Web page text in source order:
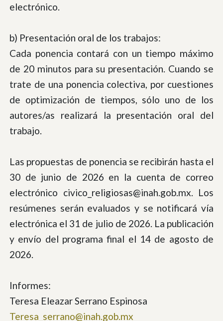
electrónico.
b) Presentación oral de los trabajos:
Cada ponencia contará con un tiempo máximo
de 20 minutos para su presentación. Cuando se
trate de una ponencia colectiva, por cuestiones
de optimización de tiempos, sólo uno de los
autores/as realizará la presentación oral del
trabajo.
Las propuestas de ponencia se recibirán hasta el
30 de junio de 2026 en la cuenta de correo
electrónico civico_religiosas@inah.gob.mx. Los
resúmenes serán evaluados y se notificará vía
electrónica el 31 de julio de 2026. La publicación
y envío del programa final el 14 de agosto de
2026.
Informes:
Teresa Eleazar Serrano Espinosa
Teresa_serrano@inah.gob.mx